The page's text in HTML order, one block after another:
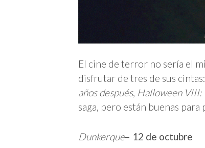
El cine de terror no sería el
disfrutar de tres de sus cintas:
años después, Halloween VIII:
saga, pero están buenas para
Dunkerque– 12 de octubre